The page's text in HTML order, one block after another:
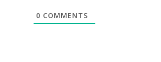
0 COMMENTS